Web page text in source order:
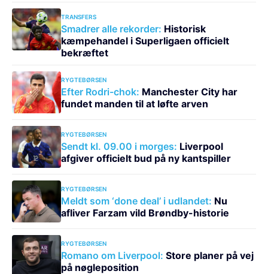
TRANSFERS
Smadrer alle rekorder: Historisk
kæmpehandel i Superligaen officielt
bekræftet
RYGTEBØRSEN
Efter Rodri-chok: Manchester City har
fundet manden til at løfte arven
RYGTEBØRSEN
Sendt kl. 09.00 i morges: Liverpool
afgiver officielt bud på ny kantspiller
RYGTEBØRSEN
Meldt som ‘done deal’ i udlandet: Nu
afliver Farzam vild Brøndby-historie
RYGTEBØRSEN
Romano om Liverpool: Store planer på vej
på nøgleposition